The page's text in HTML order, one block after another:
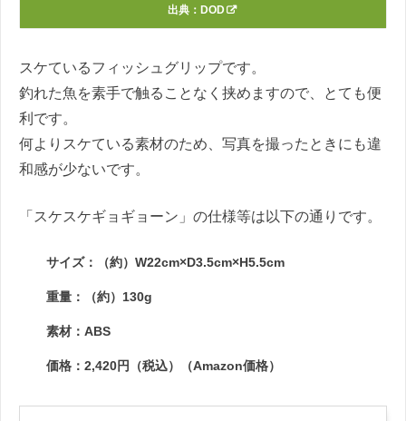
出典： DOD
スケているフィッシュグリップです。
釣れた魚を素手で触ることなく挟めますので、とても便
利です。
何よりスケている素材のため、写真を撮ったときにも違
和感が少ないです。
「スケスケギョギョーン」の仕様等は以下の通りです。
サイズ：（約）W22cm×D3.5cm×H5.5cm
重量：（約）130g
素材：ABS
価格：2,420円（税込）（Amazon価格）